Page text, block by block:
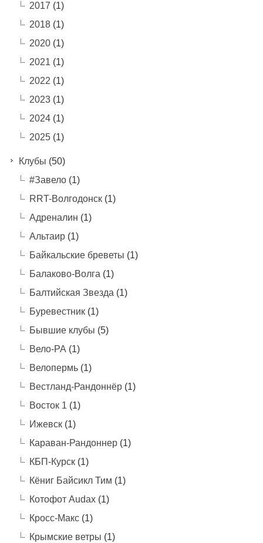
2017 (1)
2018(1)
2020(1)
2021(1)
2022 (1)
2023(1)
2024(1)
2025(1)
Клубы (50)
#Завело(1)
RRT-Волгодонск(1)
Адреналин (1)
Альтаир(1)
Байкальские бреветы (1)
Балаково-Волга(1)
Балтийская Звезда(1)
Буревестник(1)
Бывшие клубы (5)
Вело-РА(1)
Велопермь(1)
Вестланд-Рандоннёр(1)
Восток 1(1)
Ижевск(1)
Караван-Рандоннер(1)
КБП-Курск(1)
Кёниг Байсикл Тим (1)
Котофот Audax(1)
Кросс-Макс(1)
Крымские ветры (1)